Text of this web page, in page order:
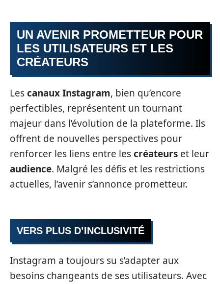
UN AVENIR PROMETTEUR POUR
LES UTILISATEURS ET LES
CRÉATEURS
Lescanaux Instagram, bien qu’encore
perfectibles, représentent un tournant
majeur dans l’évolution de la plateforme. Ils
offrent de nouvelles perspectives pour
renforcer les liens entre lescréateurs et leur
audience. Malgré les défis et les restrictions
actuelles, l’avenir s’annonce prometteur.
VERS PLUS D’INCLUSIVITÉ
Instagram a toujours su s’adapter aux
besoins changeants de ses utilisateurs. Avec